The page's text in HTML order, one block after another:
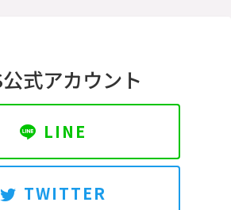
式アカウント
LINE
TWITTER